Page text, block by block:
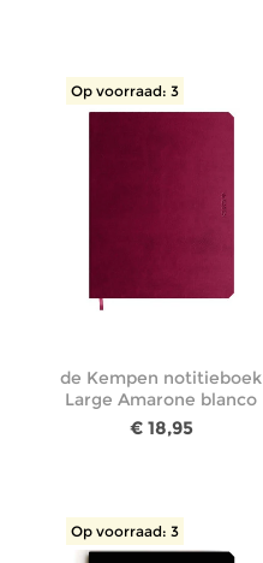
Op voorraad: 3
de Kempen notitieboek
Large Amarone blanco
€ 18,95
Op voorraad: 3